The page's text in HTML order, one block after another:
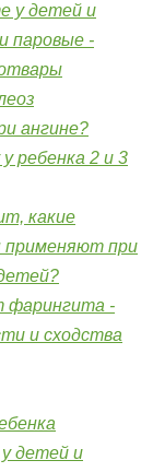
у детей и
паровые -
ангине?
ребенка 2 и 3
какие
применяют при
фарингита -
и сходства
детей и